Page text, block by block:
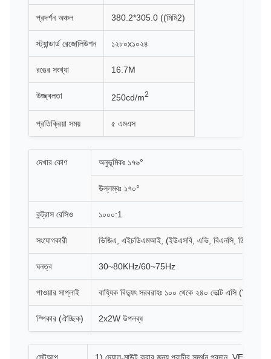
প্রদর্শন অঞ্চল 380.2*305.0 ((মিমি2)
স্ট্যান্ডার্ড রেজোলিউশন ১২৮০x১০২৪
রঙের সংখ্যা 16.7M
উজ্জ্বলতা 250cd/m2
প্রতিক্রিয়া সময় ৫ এমএস
দেখার কোণ অনুভূমিকঃ ১৭৬°
উল্লম্বঃ ১৭০°
কন্ট্রাস রেসিও ১০০০:1
সংযোগকারী ভিজিএ, এইচডিএমআই, (ইউএসবি, এভি, বিএনসি, ডিভিআই
ঘনত্ব 30~80KHz/60~75Hz
পাওয়ার সাপ্লাই বাহ্যিক বিদ্যুৎ সরবরাহঃ ১০০ থেকে ২৪০ ভোল্ট এসি (ডিসি ১২
স্পিকার (ঐচ্ছিক) 2x2W উপলব্ধ